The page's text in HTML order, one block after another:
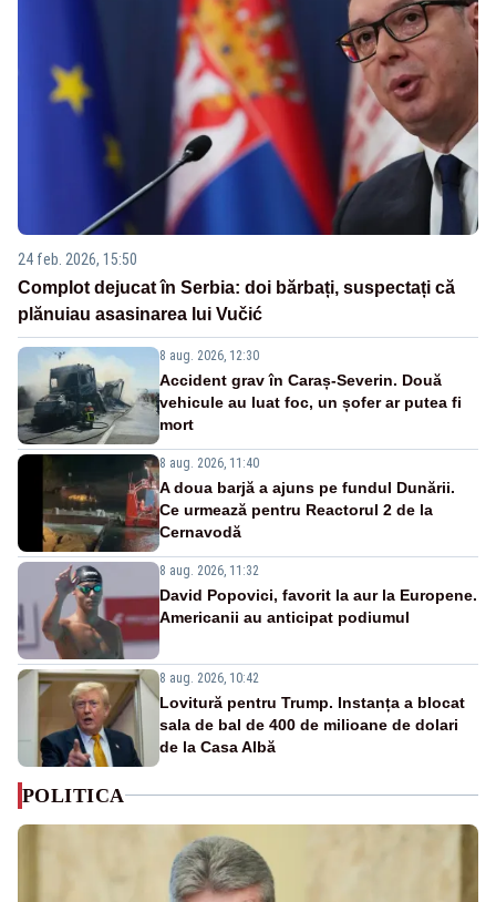
24 feb. 2026, 15:50
Complot dejucat în Serbia: doi bărbați, suspectați că
plănuiau asasinarea lui Vučić
8 aug. 2026, 12:30
Accident grav în Caraș-Severin. Două
vehicule au luat foc, un șofer ar putea fi
mort
8 aug. 2026, 11:40
A doua barjă a ajuns pe fundul Dunării.
Ce urmează pentru Reactorul 2 de la
Cernavodă
8 aug. 2026, 11:32
David Popovici, favorit la aur la Europene.
Americanii au anticipat podiumul
8 aug. 2026, 10:42
Lovitură pentru Trump. Instanța a blocat
sala de bal de 400 de milioane de dolari
de la Casa Albă
POLITICA